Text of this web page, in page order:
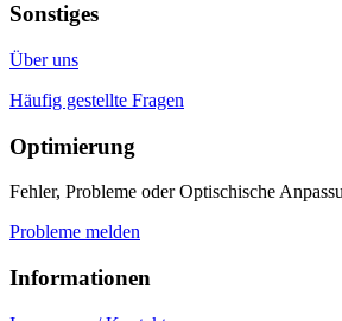
Sonstiges
Über uns
Häufig gestellte Fragen
Optimierung
Fehler, Probleme oder Optischische
Probleme melden
Informationen